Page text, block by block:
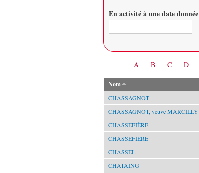
En activité à une date donnée
A B C D
Nom
CHASSAGNOT
CHASSAGNOT, veuve MARCILLY
CHASSEFIÈRE
CHASSEFIÈRE
CHASSEL
CHATAING